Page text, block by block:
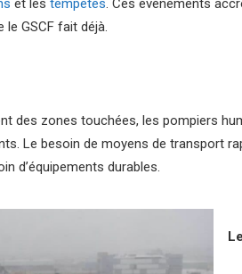
et les tempêtes. Ces événements
le GSCF fait déjà.
des zones touchées, les pompiers
Le besoin de moyens de transport
d’équipements durables.